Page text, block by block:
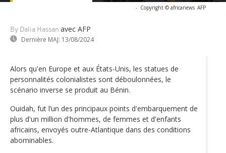
- Copyright © africanews AFP
By Dalia Hassan avec AFP
Dernière MAJ: 13/08/2024
Alors qu'en Europe et aux États-Unis, les statues de
personnalités colonialistes sont déboulonnées, le
scénario inverse se produit au Bénin.
Ouidah, fut l’un des principaux points d'embarquement de
plus d'un million d'hommes, de femmes et d'enfants
africains, envoyés outre-Atlantique dans des conditions
abominables.